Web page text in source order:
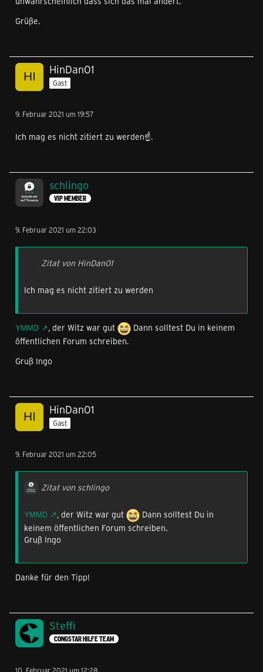
Grüße.
HinDan01
Gast
9. Februar 2021 um 19:57
Ich mag es nicht zitiert zu werden☝.
schlingo
VIP MEMBER
9. Februar 2021 um 22:03
Zitat von HinDan01
Ich mag es nicht zitiert zu werden
YMMD , der Witz war gut
Dann solltest Du in keinem
öffentlichen Forum schreiben.
Gruß Ingo
HinDan01
Gast
9. Februar 2021 um 22:05
Zitat von schlingo
YMMD , der Witz war gut
Dann solltest Du in
keinem öffentlichen Forum schreiben.
Gruß Ingo
Danke für den Tipp!
Steffi
CONGSTAR HILFE TEAM